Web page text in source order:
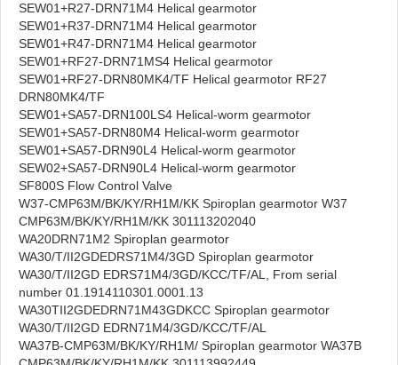
SEW01+R27-DRN71M4 Helical gearmotor
SEW01+R37-DRN71M4 Helical gearmotor
SEW01+R47-DRN71M4 Helical gearmotor
SEW01+RF27-DRN71MS4 Helical gearmotor
SEW01+RF27-DRN80MK4/TF Helical gearmotor RF27
DRN80MK4/TF
SEW01+SA57-DRN100LS4 Helical-worm gearmotor
SEW01+SA57-DRN80M4 Helical-worm gearmotor
SEW01+SA57-DRN90L4 Helical-worm gearmotor
SEW02+SA57-DRN90L4 Helical-worm gearmotor
SF800S Flow Control Valve
W37-CMP63M/BK/KY/RH1M/KK Spiroplan gearmotor W37
CMP63M/BK/KY/RH1M/KK 301113202040
WA20DRN71M2 Spiroplan gearmotor
WA30/T/II2GDEDRS71M4/3GD Spiroplan gearmotor
WA30/T/II2GD EDRS71M4/3GD/KCC/TF/AL, From serial
number 01.1914110301.0001.13
WA30TII2GDEDRN71M43GDKCC Spiroplan gearmotor
WA30/T/II2GD EDRN71M4/3GD/KCC/TF/AL
WA37B-CMP63M/BK/KY/RH1M/ Spiroplan gearmotor WA37B